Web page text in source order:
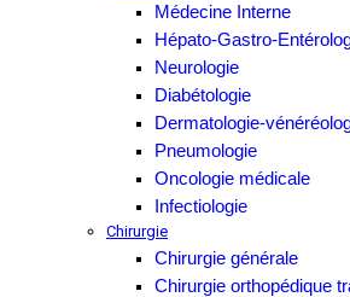
Médecine Interne
Hépato-Gastro-
Neurologie
Diabétologie
Dermatologie-
Pneumologie
Oncologie médicale
Infectiologie
Chirurgie
Chirurgie générale
Chirurgie orthopédique